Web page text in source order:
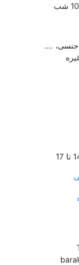
…. رویدادهای حول محور جامعه دگرباشان جنسی،